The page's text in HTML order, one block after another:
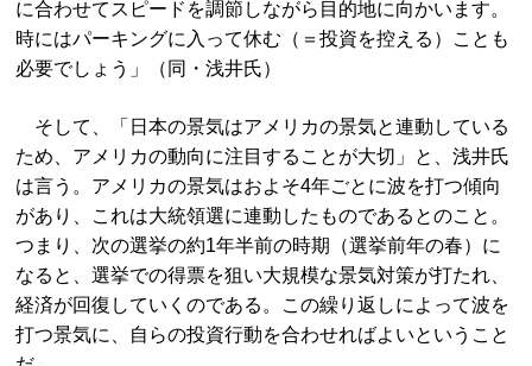
に合わせてスピードを調節しながら目的地に向かいます。
時にはパーキングに入って休む（＝投資を控える）ことも
必要でしょう」（同・浅井氏）
そして、「日本の景気はアメリカの景気と連動している
ため、アメリカの動向に注目することが大切」と、浅井氏
は言う。アメリカの景気はおよそ4年ごとに波を打つ傾向
があり、これは大統領選に連動したものであるとのこと。
つまり、次の選挙の約1年半前の時期（選挙前年の春）に
なると、選挙での得票を狙い大規模な景気対策が打たれ、
経済が回復していくのである。この繰り返しによって波を
打つ景気に、自らの投資行動を合わせればよいということ